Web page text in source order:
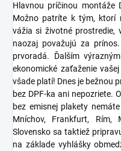
Hlavnou príčinou montáže
Možno patríte k tým, ktorí
vážia si životné
naozaj považujú za
prvoradá. Ďalším
ekonomické zaťaženie
všade platí! Dnes je bežnou
bez DPF-ka ani nepozriete.
bez emisnej plakety
Mníchov, Frankfurt, Rím,
Slovensko sa taktiež
na základe vyhlášky